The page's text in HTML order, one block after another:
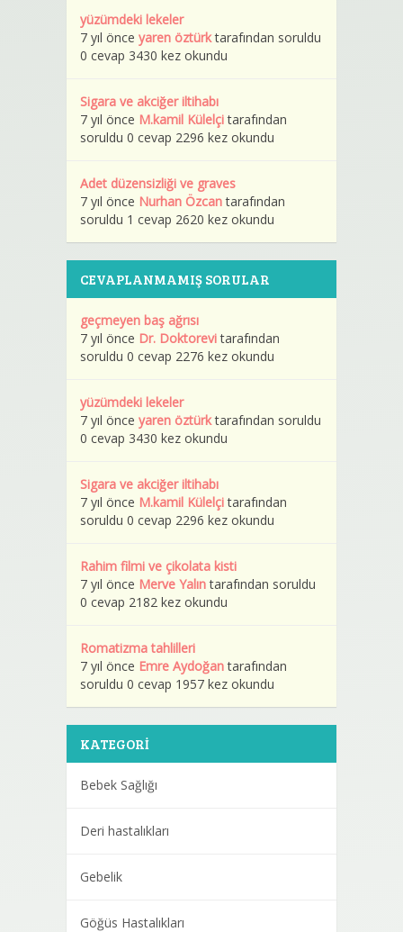
yüzümdeki lekeler
7 yıl önce yaren öztürktarafından soruldu
0 cevap 3430 kez okundu
Sigara ve akciğer iltihabı
7 yıl önce M.kamil Külelçitarafından
soruldu 0 cevap 2296 kez okundu
Adet düzensizliği ve graves
7 yıl önce Nurhan Özcantarafından
soruldu 1 cevap 2620 kez okundu
CEVAPLANMAMIŞ SORULAR
geçmeyen baş ağrısı
7 yıl önce Dr. Doktorevitarafından
soruldu 0 cevap 2276 kez okundu
yüzümdeki lekeler
7 yıl önce yaren öztürktarafından soruldu
0 cevap 3430 kez okundu
Sigara ve akciğer iltihabı
7 yıl önce M.kamil Külelçitarafından
soruldu 0 cevap 2296 kez okundu
Rahim filmi ve çikolata kisti
7 yıl önce Merve Yalıntarafından soruldu
0 cevap 2182 kez okundu
Romatizma tahlilleri
7 yıl önce Emre Aydoğantarafından
soruldu 0 cevap 1957 kez okundu
KATEGORI
Bebek Sağlığı
Deri hastalıkları
Gebelik
Göğüs Hastalıkları